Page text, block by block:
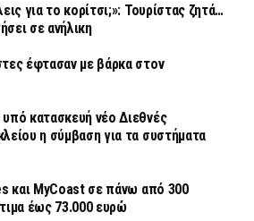
για το κορίτσι;»: Τουρίστας ζητά…
σε ανήλικη
έφτασαν με βάρκα στον
κατασκευή νέο Διεθνές
η σύμβαση για τα συστήματα
και MyCoast σε πάνω από 300
έως 73.000 ευρώ